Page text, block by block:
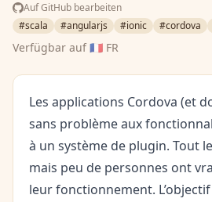
Auf GitHub bearbeiten
#scala
#angularjs #ionic #cordova
Verfügbar auf🇫🇷 FR
Les applications Cordova (et
sans problème aux
à un système de plugin. Tout
mais peu de personnes ont
leur fonctionnement.